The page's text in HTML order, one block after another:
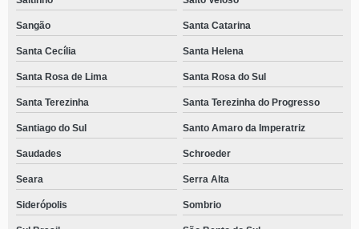
Sangão Santa Catarina
Santa Cecília Santa Helena
Santa Rosa de Lima Santa Rosa do Sul
Santa Terezinha Santa Terezinha do Progresso
Santiago do Sul Santo Amaro da Imperatriz
Saudades Schroeder
Seara Serra Alta
Siderópolis Sombrio